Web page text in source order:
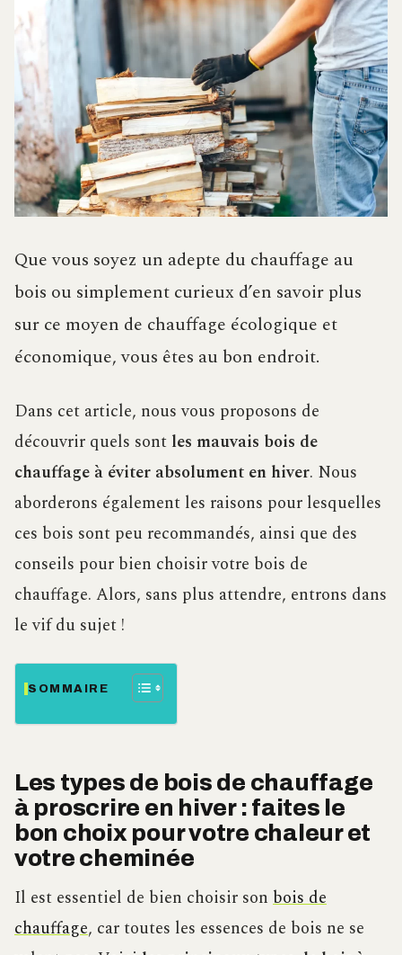
Que vous soyez un adepte du chauffage au
bois ou simplement curieux d’en savoir plus
sur ce moyen de chauffage écologique et
économique, vous êtes au bon endroit.
Dans cet article, nous vous proposons de
découvrir quels sont les mauvais bois de
chauffage à éviter absolument en hiver. Nous
aborderons également les raisons pour lesquelles
ces bois sont peu recommandés, ainsi que des
conseils pour bien choisir votre bois de
chauffage. Alors, sans plus attendre, entrons dans
le vif du sujet !
SOMMAIRE
Les types de bois de chauffage
à proscrire en hiver : faites le
bon choix pour votre chaleur et
votre cheminée
Il est essentiel de bien choisir son bois de
chauffage, car toutes les essences de bois ne se